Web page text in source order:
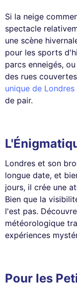
Si la neige
spectacle
une scène
pour les sports
parcs enneigés,
des rues
unique de
de pair.
Londres et son
longue date, et
jours, il crée une
Bien que la
l'est pas.
météorologique
expériences
Pour les